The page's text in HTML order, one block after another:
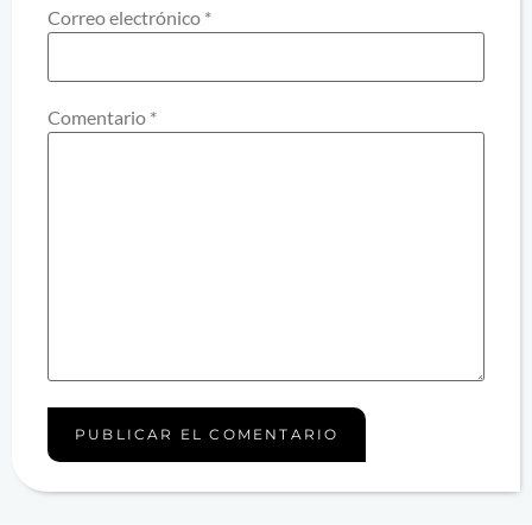
Correo electrónico *
Comentario *